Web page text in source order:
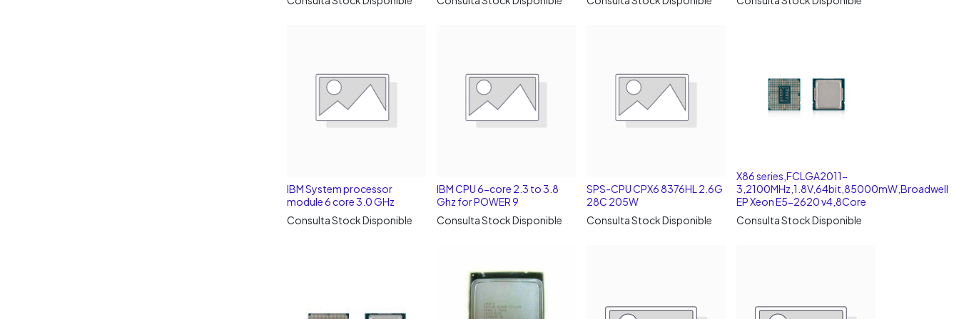
IBM System processor
module 6 core 3.0 GHz
Consulta Stock Disponible
IBM CPU 6-core 2.3 to 3.8
Ghz for POWER 9
Consulta Stock Disponible
SPS-CPU CPX6 8376HL 2.6G
28C 205W
Consulta Stock Disponible
X86 series,FCLGA2011-
3,2100MHz,1.8V,64bit,85000mW,Broadwell
EP Xeon E5-2620 v4,8Core
Consulta Stock Disponible